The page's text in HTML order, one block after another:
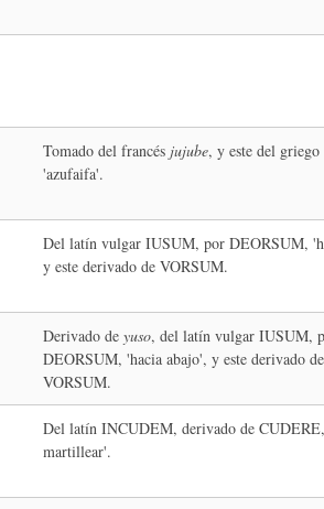
Tomado del francés jujube, y este del griego
'azufaifa'.
Del latín vulgar IUSUM, por DEORSUM,
y este derivado de VORSUM.
Derivado deyuso, del latín vulgar IUSUM,
DEORSUM, 'hacia abajo', y este derivado de
VORSUM.
Del latín INCUDEM, derivado de
martillear'.